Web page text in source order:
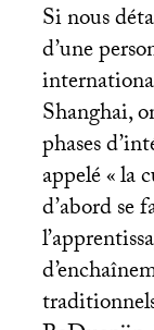
Si nous
d’une
Shanghai,
phases
appelé «la
d’abord se